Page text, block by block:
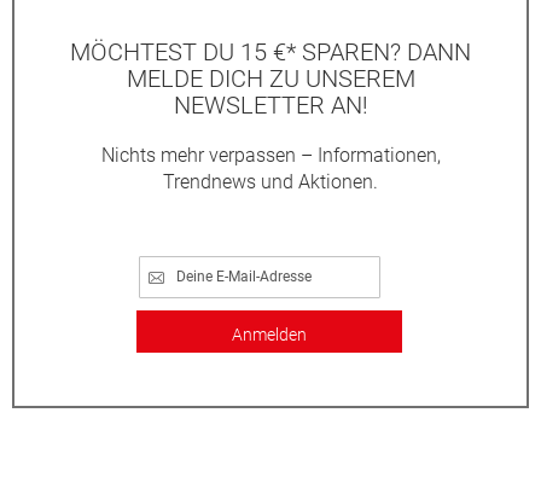
MÖCHTEST DU 15 €* SPAREN? DANN
MELDE DICH ZU UNSEREM
NEWSLETTER AN!
Nichts mehr verpassen – Informationen,
Trendnews und Aktionen.
Anmelden